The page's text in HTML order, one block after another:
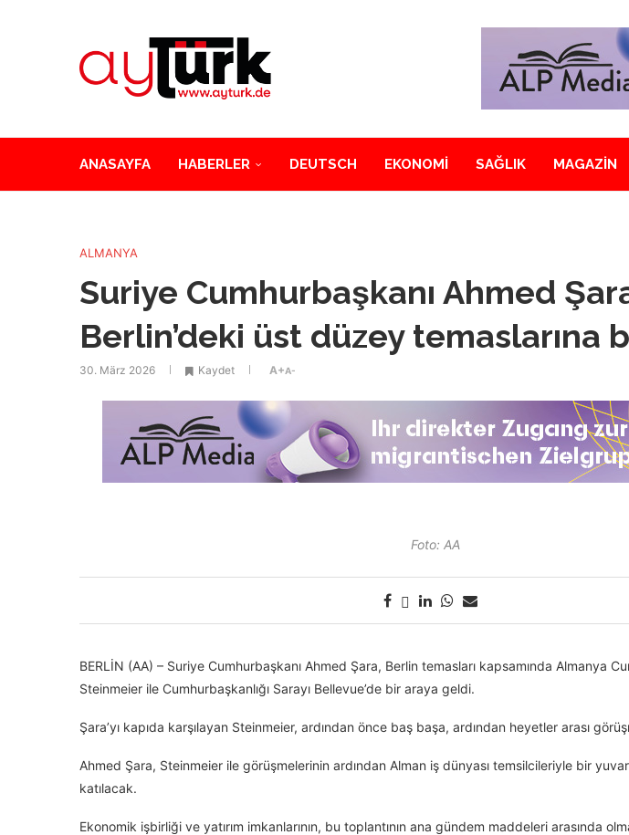
ANASAYFA HABERLER DEUTSCH EKONOMİ SAĞLIK MAGAZİN
ALMANYA
Suriye Cumhurbaşkanı Ahmed
Berlin’deki üst düzey temaslarına
30. März 2026 Kaydet A+A-
Foto: AA
BERLİN (AA) – Suriye Cumhurbaşkanı Ahmed Şara, Berlin temasları kapsamında Almanya
Steinmeier ile Cumhurbaşkanlığı Sarayı Bellevue’de bir araya geldi.
Şara’yı kapıda karşılayan Steinmeier, ardından önce baş başa, ardından heyetler arası
Ahmed Şara, Steinmeier ile görüşmelerinin ardından Alman iş dünyası temsilcileriyle bir
katılacak.
Ekonomik işbirliği ve yatırım imkanlarının, bu toplantının ana gündem maddeleri arasında